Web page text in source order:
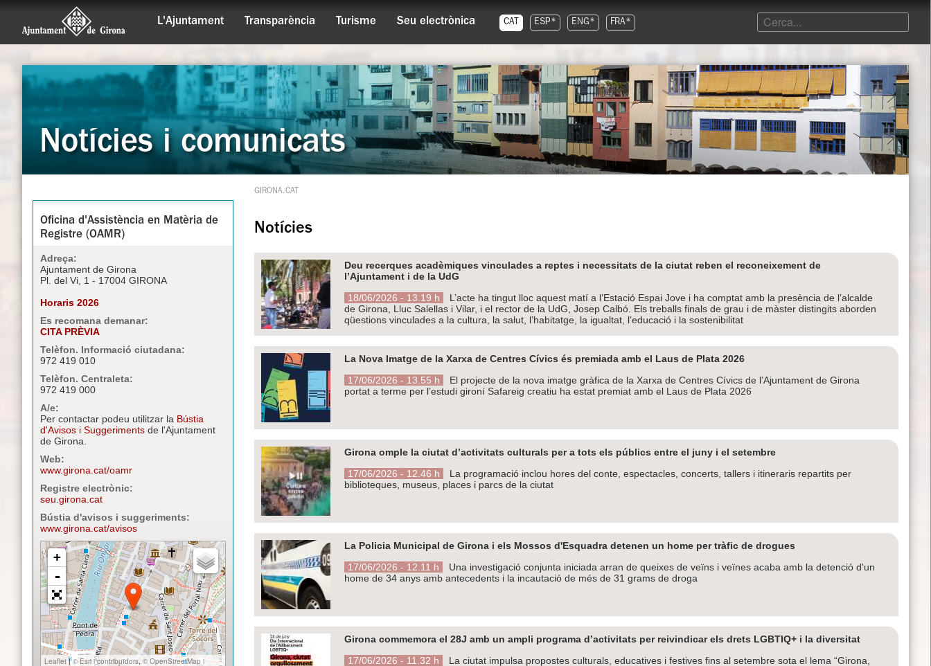
L'Ajuntament Transparència Turisme Seu electrònica CAT ESP* ENG* FRA*
Notícies i comunicats
Oficina d'Assistència en Matèria de
Registre (OAMR)
Adreça:
Ajuntament de Girona
Pl. del Vi, 1 - 17004 GIRONA
Horaris 2026
Es recomana demanar:
CITA PRÈVIA
Telèfon. Informació ciutadana:
972 419 010
Telèfon. Centraleta:
972 419 000
A/e:
Per contactar podeu utilitzar la Bústia
d'Avisos i Suggeriments de l'Ajuntament
de Girona.
Web:
www.girona.cat/oamr
Registre electrònic:
seu.girona.cat
Bústia d'avisos i suggeriments:
www.girona.cat/avisos
GIRONA.CAT
Notícies
Deu recerques acadèmiques vinculades a reptes i necessitats de la ciutat reben el reconeixement de
l’Ajuntament i de la UdG
18/06/2026 - 13.19 h
L’acte ha tingut lloc aquest matí a l’Estació Espai Jove i ha comptat amb la presència de l’alcalde
de Girona, Lluc Salellas i Vilar, i el rector de la UdG, Josep Calbó. Els treballs finals de grau i de màster distingits aborden
qüestions vinculades a la cultura, la salut, l’habitatge, la igualtat, l’educació i la sostenibilitat
La Nova Imatge de la Xarxa de Centres Cívics és premiada amb el Laus de Plata 2026
17/06/2026 - 13.55 h
El projecte de la nova imatge gràfica de la Xarxa de Centres Cívics de l’Ajuntament de Girona
portat a terme per l’estudi gironí Safareig creatiu ha estat premiat amb el Laus de Plata 2026
Girona omple la ciutat d’activitats culturals per a tots els públics entre el juny i el setembre
17/06/2026 - 12.46 h
La programació inclou hores del conte, espectacles, concerts, tallers i itineraris repartits per
biblioteques, museus, places i parcs de la ciutat
La Policia Municipal de Girona i els Mossos d'Esquadra detenen un home per tràfic de drogues
17/06/2026 - 12.11 h
Una investigació conjunta iniciada arran de queixes de veïns i veïnes acaba amb la detenció d'un
home de 34 anys amb antecedents i la incautació de més de 31 grams de droga
Girona commemora el 28J amb un ampli programa d’activitats per reivindicar els drets LGBTIQ+ i la diversitat
17/06/2026 - 11.32 h
La ciutat impulsa propostes culturals, educatives i festives fins al setembre sota el lema “Girona,